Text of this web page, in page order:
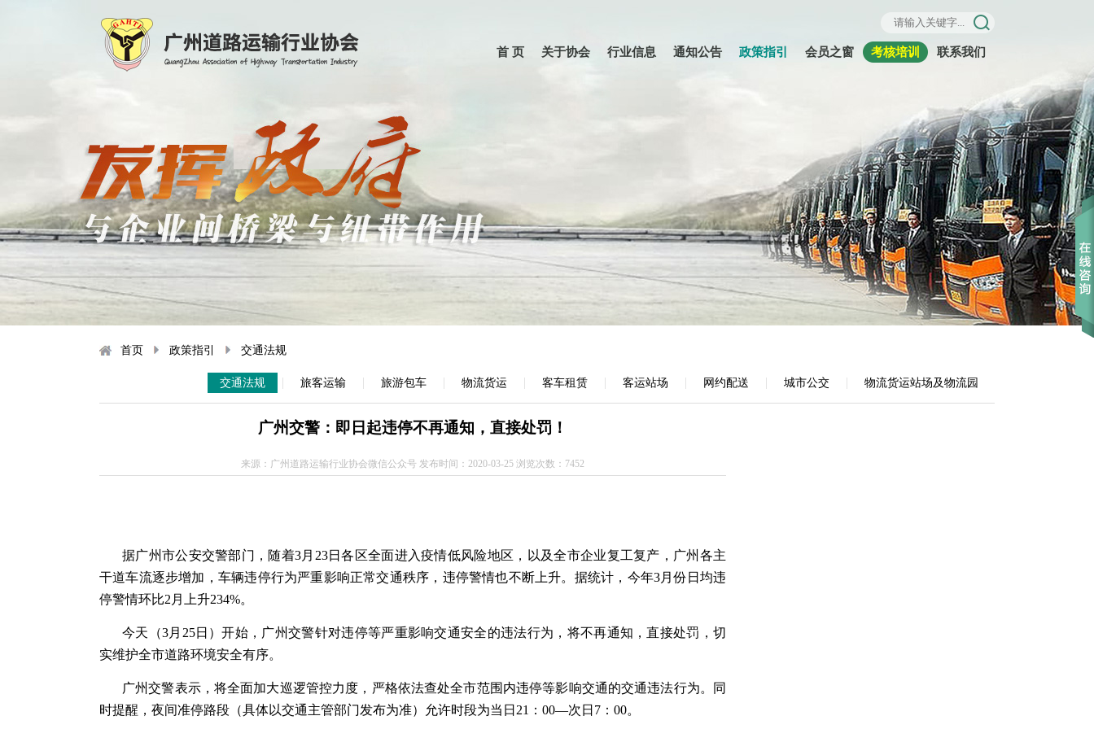
首 页 关于协会 行业信息 通知公告 政策指引 会员之窗 考核培训 联系我们
首页 政策指引 交通法规
物流货运站场及物流园
|
城市公交
|
网约配送
|
客运站场
|
客车租赁
|
物流货运
|
旅游包车
|
旅客运输
|
交通法规
广州交警：即日起违停不再通知，直接处罚！
来源：广州道路运输行业协会微信公众号 发布时间：2020-03-25 浏览次数：7452
据广州市公安交警部门，随着3月23日各区全面进入疫情低风险地区，以及全市企业复工复产，广州各主
干道车流逐步增加，车辆违停行为严重影响正常交通秩序，违停警情也不断上升。据统计，今年3月份日均违
停警情环比2月上升234%。
今天（3月25日）开始，广州交警针对违停等严重影响交通安全的违法行为，将不再通知，直接处罚，切
实维护全市道路环境安全有序。
广州交警表示，将全面加大巡逻管控力度，严格依法查处全市范围内违停等影响交通的交通违法行为。同
时提醒，夜间准停路段（具体以交通主管部门发布为准）允许时段为当日21：00—次日7：00。